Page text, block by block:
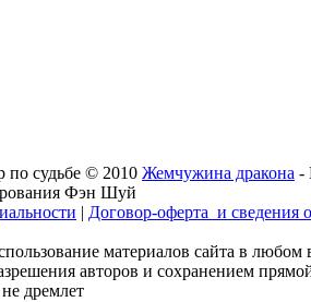
© 2010 Жемчужина дракона -
Фэн Шуй
| Договор-оферта и сведения о
материалов сайта в любом
авторов и сохранением
дремлет